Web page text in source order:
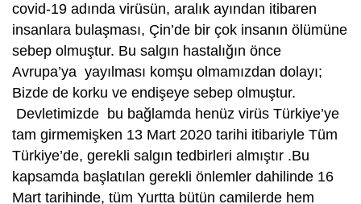
covid-19 adında virüsün, aralık ayından itibaren
insanlara bulaşması, Çin’de bir çok insanın ölümüne
sebep olmuştur. Bu salgın hastalığın önce
Avrupa’ya yayılması komşu olmamızdan dolayı;
Bizde de korku ve endişeye sebep olmuştur.
Devletimizde bu bağlamda henüz virüs Türkiye’ye
tam girmemişken 13 Mart 2020 tarihi itibariyle Tüm
Türkiye’de, gerekli salgın tedbirleri almıştır .Bu
kapsamda başlatılan gerekli önlemler dahilinde 16
Mart tarihinde, tüm Yurtta bütün camilerde hem